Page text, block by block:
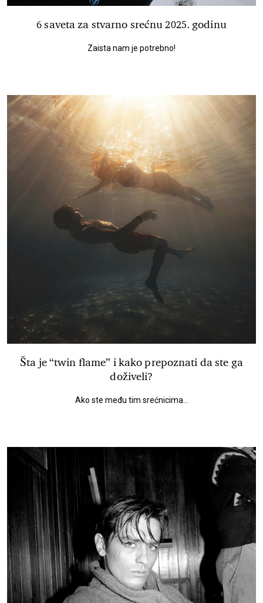
6 saveta za stvarno srećnu 2025. godinu
Zaista nam je potrebno!
Šta je “twin flame” i kako prepoznati da ste ga
doživeli?
Ako ste među tim srećnicima...